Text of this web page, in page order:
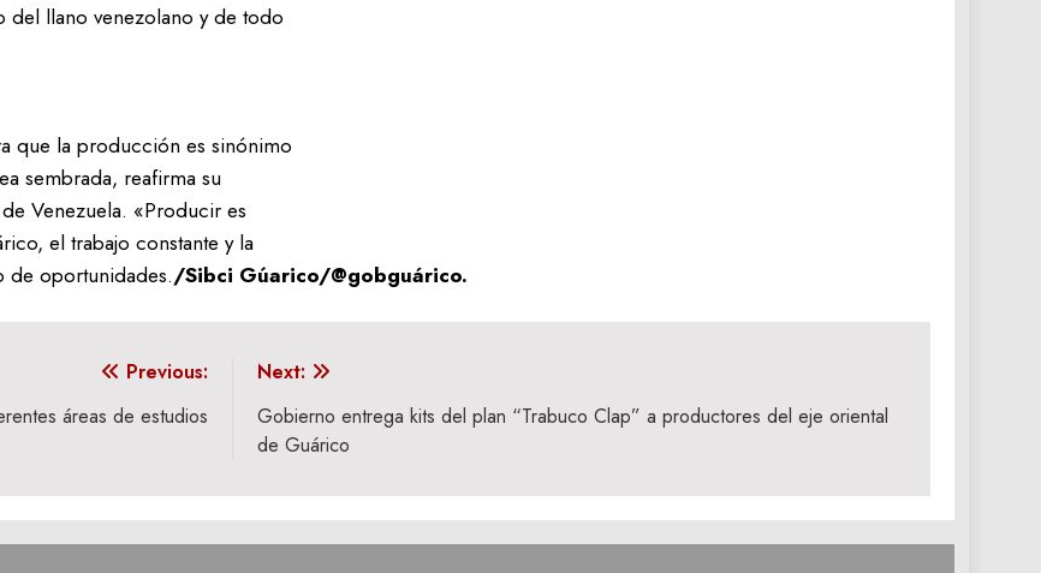
del llano venezolano y de todo
que la producción es sinónimo
sembrada, reafirma su
Venezuela. «Producir es
el trabajo constante y la
de oportunidades./Sibci Gúarico/@gobguárico.
Previous:
áreas de estudios
Next:
Gobierno entrega kits del plan “Trabuco Clap” a productores del eje oriental
de Guárico